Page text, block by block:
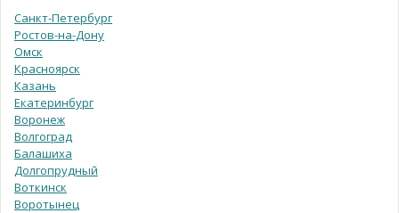
Санкт-Петербург
Ростов-на-Дону
Омск
Красноярск
Казань
Екатеринбург
Воронеж
Волгоград
Балашиха
Долгопрудный
Воткинск
Воротынец